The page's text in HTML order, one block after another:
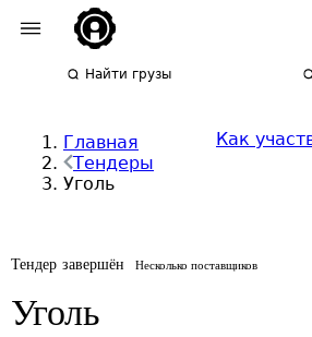
Найти грузы
Главная
Тендеры
Уголь
Как
Тендер завершён Несколько поставщиков
Уголь